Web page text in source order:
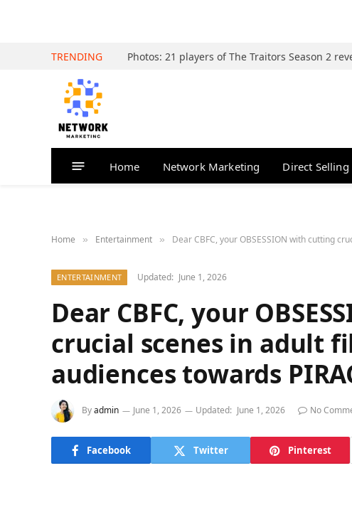
TRENDING
Home Network Marketing Direct Selling
Home » Entertainment » Dear CBFC, your OBSESSION with cutting
ENTERTAINMENT Updated: June 1, 2026
Dear CBFC, your
crucial scenes in adult
audiences towards
Byadmin June 1, 2026 Updated: June 1, 2026 No
Facebook Twitter Pinterest